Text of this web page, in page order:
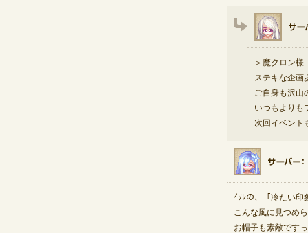
＞魔クロン様
ステキな企画
ご自身も沢山
いつもよりも
次回イベント
ｲｿﾚの、「冷たい
こんな風に見つめ
お帽子も素敵です